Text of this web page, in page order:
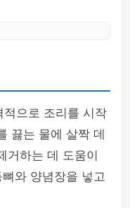
으로 조리를 시작
끓는 물에 살짝 데
거하는 데 도움이
와 양념장을 넣고